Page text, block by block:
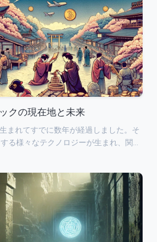
クの現在地と未来
まれてすでに数年が経過しました。そ
る様々なテクノロジーが生まれ、関…